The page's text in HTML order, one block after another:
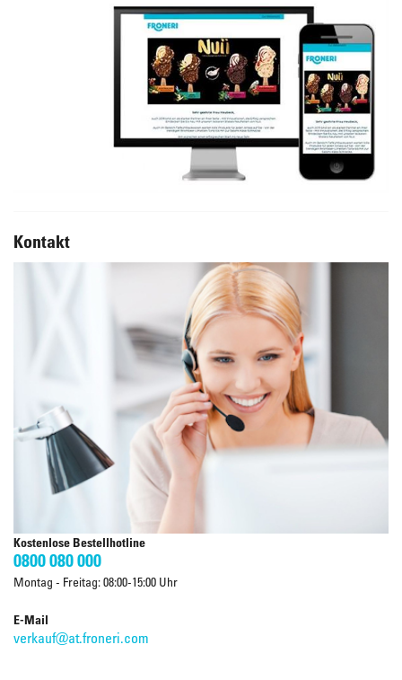
Kontakt
Kostenlose Bestellhotline
0800 080 000
Montag - Freitag: 08:00-15:00 Uhr
E-Mail
verkauf@at.froneri.com